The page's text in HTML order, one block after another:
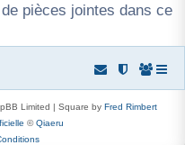
pièces jointes dans ce
Limited | Square by Fred Rimbert
©Qiaeru